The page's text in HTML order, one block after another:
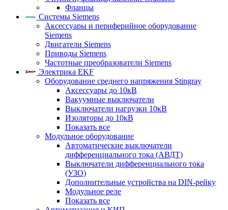
Фланцы
Системы Siemens
Аксессуары и периферийное оборудование
Siemens
Двигатели Siemens
Приводы Siemens
Частотные преобразователи Siemens
Электрика EKF
Оборудование среднего напряжения Stingray
Аксессуары до 10кВ
Вакуумные выключатели
Выключатели нагрузки 10кВ
Изоляторы до 10кВ
Показать все
Модульное оборудование
Автоматические выключатели
дифференциального тока (АВДТ)
Выключатели дифференциального тока
(УЗО)
Дополнительные устройства на DIN-рейку
Модульное реле
Показать все